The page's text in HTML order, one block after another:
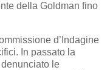
della Goldman fino
d’Indagine
In passato la
le